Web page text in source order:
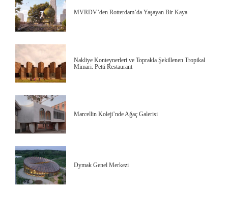
MVRDV’den Rotterdam’da Yaşayan Bir Kaya
Nakliye Konteynerleri ve Toprakla Şekillenen Tropikal
Mimari: Petti Restaurant
Marcellin Koleji’nde Ağaç Galerisi
Dymak Genel Merkezi